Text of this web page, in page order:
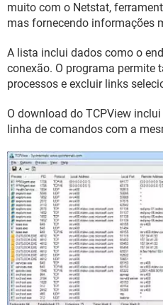
muito com o Netstat,
mas fornecendo informações
A lista inclui dados como o
conexão. O programa permite
processos e excluir links
O download do TCPView
linha de comandos com a